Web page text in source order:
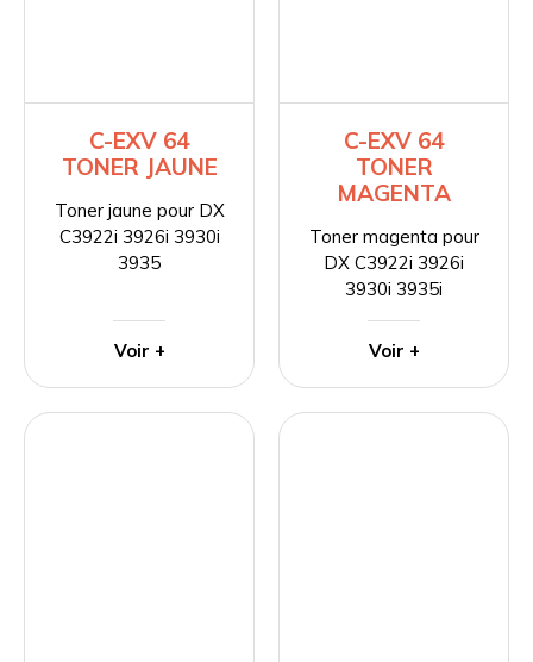
C-EXV 64
TONER JAUNE
Toner jaune pour DX
C3922i 3926i 3930i
3935
Voir +
C-EXV 64
TONER
MAGENTA
Toner magenta pour
DX C3922i 3926i
3930i 3935i
Voir +